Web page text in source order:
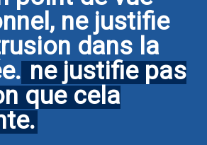
ne justifie
dans la
ne justifie pas
que cela